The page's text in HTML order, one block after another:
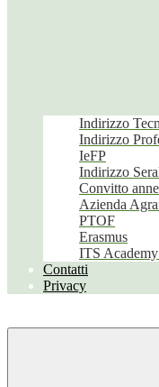
Indirizzo
Indirizzo
IeFP
Indirizzo
Convitto
Azienda
PTOF
Erasmus
ITS
Contatti
Privacy